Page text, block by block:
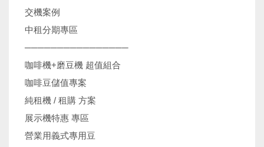
交機案例
中租分期專區
────────────────
咖啡機+磨豆機 超值組合
咖啡豆儲值專案
純租機 / 租購 方案
展示機特惠 專區
營業用義式專用豆